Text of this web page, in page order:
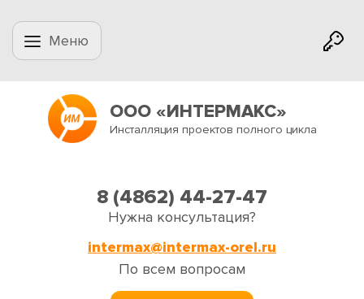
Меню
ООО «ИНТЕРМАКС»
Инсталляция проектов полного цикла
8 (4862) 44-27-47
Нужна консультация?
intermax@intermax-orel.ru
По всем вопросам